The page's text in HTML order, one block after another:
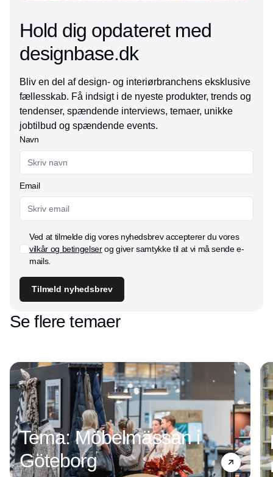
Hold dig opdateret med
designbase.dk
Bliv en del af design- og interiørbranchens eksklusive
fællesskab. Få indsigt i de nyeste produkter, trends og
tendenser, spændende interviews, temaer, unikke
jobtilbud og spændende events.
Navn
Email
Ved at tilmelde dig vores nyhedsbrev accepterer du vores
vilkår og betingelserog giver samtykke til at vi må sende e-
mails.
Tilmeld nyhedsbrev
Se flere temaer
Tema: Möbelmässan i
Göteborg